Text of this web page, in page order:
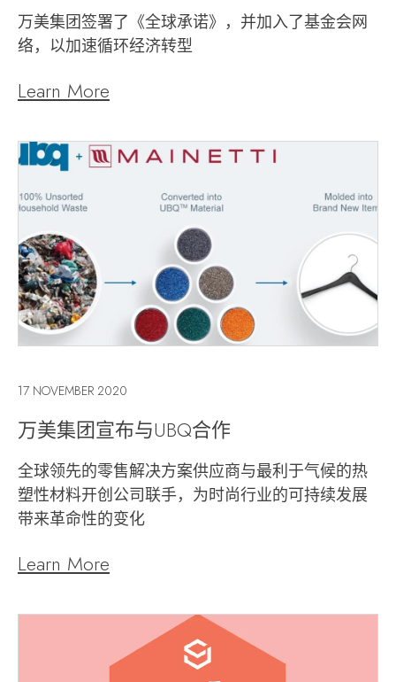
万美集团签署了《全球承诺》，并加入了基金会网
络，以加速循环经济转型
Learn More
17 NOVEMBER 2020
万美集团宣布与UBQ合作
全球领先的零售解决方案供应商与最利于气候的热
塑性材料开创公司联手，为时尚行业的可持续发展
带来革命性的变化
Learn More